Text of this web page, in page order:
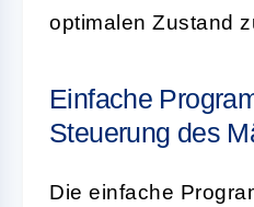
optimalen Zustand
Einfache
Steuerung des
Die einfache